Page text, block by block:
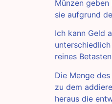
Münzen
sie aufgrund
Ich kann Geld
reines
Die Menge
zu dem
heraus die